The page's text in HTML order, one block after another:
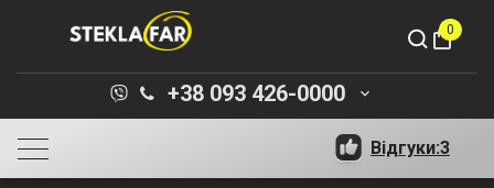
shopping_bag
0
+38 093 426-0000 keyboard_arrow_down
Відгуки:3